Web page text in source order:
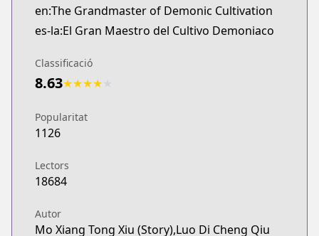
en:The Grandmaster of Demonic Cultivation
es-la:El Gran Maestro del Cultivo Demoniaco
Classificació
8.63★★★★
Popularitat
1126
Lectors
18684
Autor
Mo Xiang Tong Xiu (Story),Luo Di Cheng Qiu